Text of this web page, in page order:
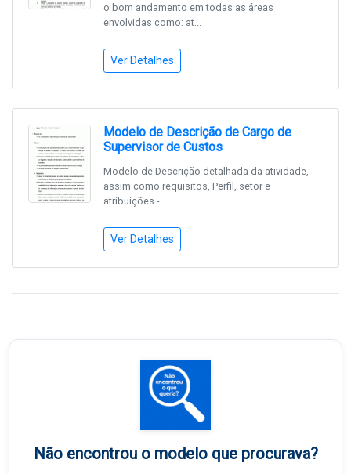
o bom andamento em todas as áreas
envolvidas como: at...
Ver Detalhes
Modelo de Descrição de Cargo de
Supervisor de Custos
Modelo de Descrição detalhada da atividade,
assim como requisitos, Perfil, setor e
atribuições -...
Ver Detalhes
Não encontrou o modelo que procurava?